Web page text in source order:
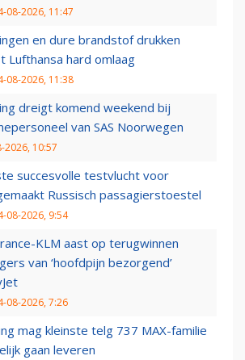
08-2026, 11:47
en dure brandstof drukken
Lufthansa hard omlaag
08-2026, 11:38
dreigt komend weekend bij
van SAS Noorwegen
2026, 10:57
succesvolle testvlucht voor
Russisch passagierstoestel
08-2026, 9:54
KLM aast op terugwinnen
van ‘hoofdpijn bezorgend’
08-2026, 7:26
mag kleinste telg 737 MAX-familie
gaan leveren